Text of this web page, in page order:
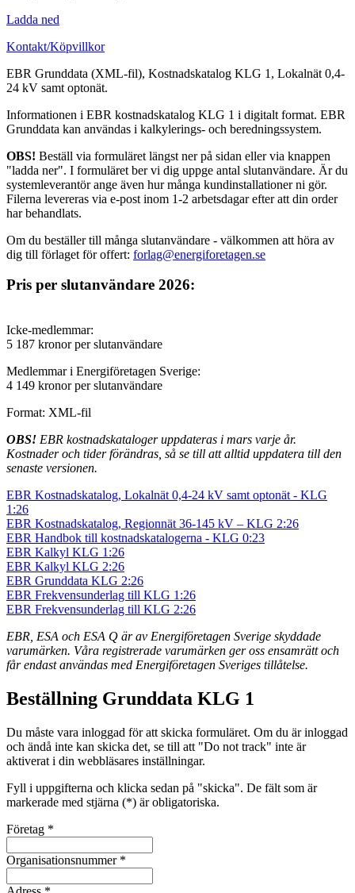
Ladda ned
Kontakt/Köpvillkor
EBR Grunddata (XML-fil), Kostnadskatalog KLG 1, Lokalnät 0,4-
24 kV samt optonät.
Informationen i EBR kostnadskatalog KLG 1 i digitalt format. EBR
Grunddata kan användas i kalkylerings- och beredningssystem.
OBS! Beställ via formuläret längst ner på sidan eller via knappen
"ladda ner". I formuläret ber vi dig uppge antal slutanvändare. Är du
systemleverantör ange även hur många kundinstallationer ni gör.
Filerna levereras via e-post inom 1-2 arbetsdagar efter att din order
har behandlats.
Om du beställer till många slutanvändare - välkommen att höra av
dig till förlaget för offert: forlag@energiforetagen.se
Pris per slutanvändare 2026:
Icke-medlemmar:
5 187 kronor per slutanvändare
Medlemmar i Energiföretagen Sverige:
4 149 kronor per slutanvändare
Format: XML-fil
OBS! EBR kostnadskataloger uppdateras i mars varje år.
Kostnader och tider förändras, så se till att alltid uppdatera till den
senaste versionen.
EBR Kostnadskatalog, Lokalnät 0,4-24 kV samt optonät - KLG
1:26
EBR Kostnadskatalog, Regionnät 36-145 kV – KLG 2:26
EBR Handbok till kostnadskatalogerna - KLG 0:23
EBR Kalkyl KLG 1:26
EBR Kalkyl KLG 2:26
EBR Grunddata KLG 2:26
EBR Frekvensunderlag till KLG 1:26
EBR Frekvensunderlag till KLG 2:26
EBR, ESA och ESA Q är av Energiföretagen Sverige skyddade
varumärken. Våra registrerade varumärken ger oss ensamrätt och
får endast användas med Energiföretagen Sveriges tillåtelse.
Beställning Grunddata KLG 1
Du måste vara inloggad för att skicka formuläret. Om du är inloggad
och ändå inte kan skicka det, se till att "Do not track" inte är
aktiverat i din webbläsares inställningar.
Fyll i uppgifterna och klicka sedan på "skicka". De fält som är
markerade med stjärna (*) är obligatoriska.
Företag *
Organisationsnummer *